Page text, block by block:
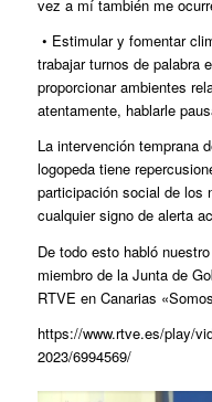
vez a mí también me
• Estimular y fomentar
trabajar turnos de palabra
proporcionar ambientes
atentamente, hablarle
La intervención temprana
logopeda tiene
participación social de los
cualquier signo de alerta
De todo esto habló
miembro de la Junta de
RTVE en Canarias
https://www.rtve.es/play/
2023/6994569/